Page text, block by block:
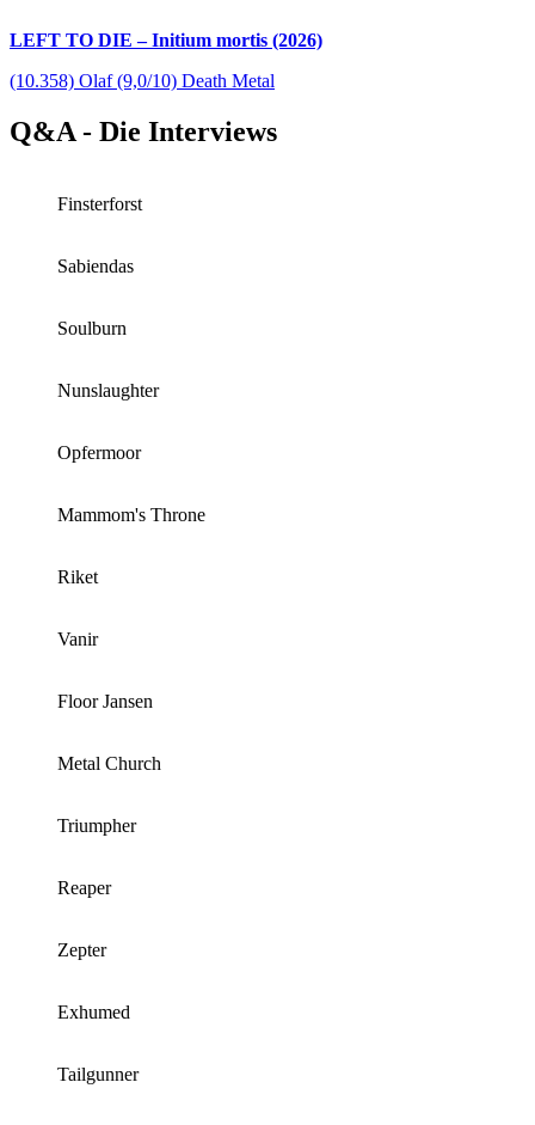
LEFT TO DIE – Initium mortis (2026)
(10.358) Olaf (9,0/10) Death Metal
Q&A - Die Interviews
Finsterforst
Sabiendas
Soulburn
Nunslaughter
Opfermoor
Mammom's Throne
Riket
Vanir
Floor Jansen
Metal Church
Triumpher
Reaper
Zepter
Exhumed
Tailgunner